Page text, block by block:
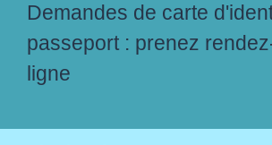
Demandes de carte
passeport : prenez
ligne